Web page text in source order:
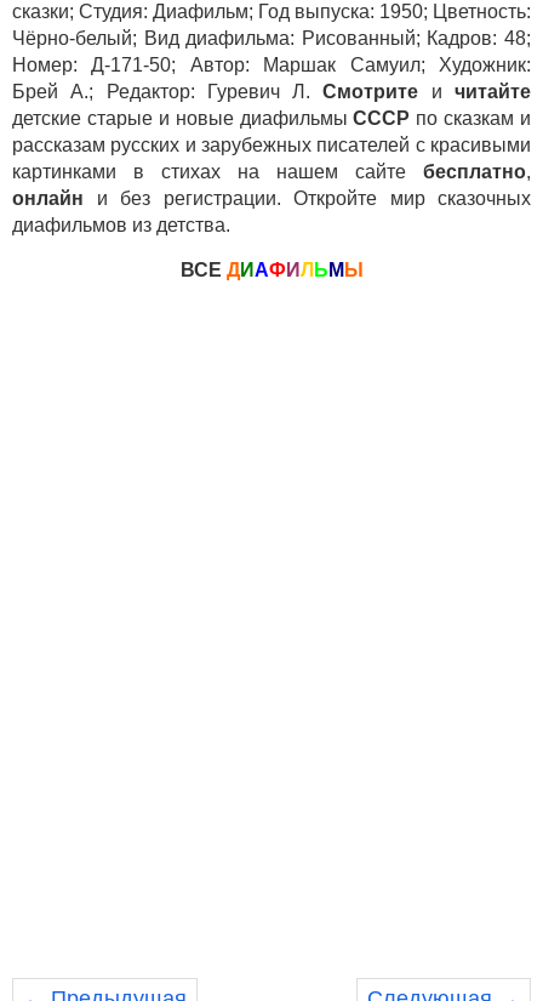
сказки; Студия: Диафильм; Год выпуска: 1950; Цветность:
Чёрно-белый; Вид диафильма: Рисованный; Кадров: 48;
Номер: Д-171-50; Автор: Маршак Самуил; Художник:
Брей А.; Редактор: Гуревич Л.Смотрите ичитайте
детские старые и новые диафильмыСССР по сказкам и
рассказам русских и зарубежных писателей с красивыми
картинками в стихах на нашем сайте бесплатно,
онлайн и без регистрации. Откройте мир сказочных
диафильмов из детства.
ВСЕ ДИАФ ИЛ Ь М Ы